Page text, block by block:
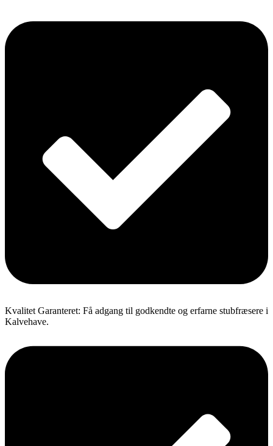
Kvalitet Garanteret: Få adgang til godkendte og erfarne stubfræsere i
Kalvehave.